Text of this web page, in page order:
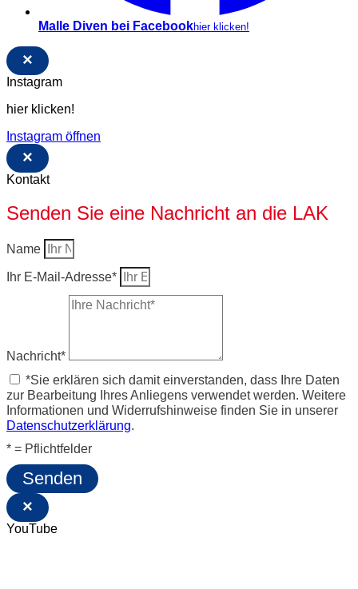
Malle Diven bei Facebookhier klicken!
×
Instagram
hier klicken!
Instagram öffnen
×
Kontakt
Senden Sie eine Nachricht an die LAK
Name
Ihr E-Mail-Adresse*
Nachricht*
*Sie erklären sich damit einverstanden, dass Ihre Daten
zur Bearbeitung Ihres Anliegens verwendet werden. Weitere
Informationen und Widerrufshinweise finden Sie in unserer
Datenschutzerklärung.
* = Pflichtfelder
Senden
×
YouTube